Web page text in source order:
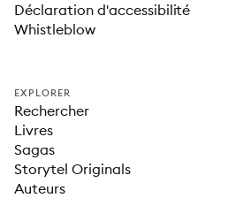
Déclaration d'accessibilité
Whistleblow
EXPLORER
Rechercher
Livres
Sagas
Storytel Originals
Auteurs